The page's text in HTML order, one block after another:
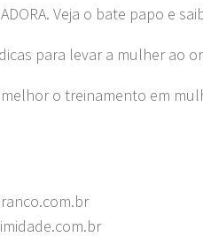
Veja o bate papo e
para levar a mulher ao
o treinamento em